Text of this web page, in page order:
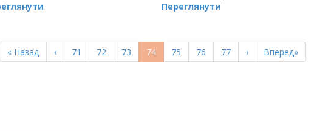
України, обласна
університету нафти і газу зібрались
Переглянути
Перша
сторінка
« Назад
Попередня
сторінка
‹ Page
71 Page
72 Page
73
Поточна
сторінка
74 Page
75 Page
76 Page
77
Наступна
сторінка
›
Остання
сторінка
Вперед»